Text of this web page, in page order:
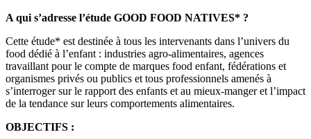
A qui s’adresse l’étude GOOD FOOD NATIVES* ?
Cette étude* est destinée à tous les intervenants dans l’univers du
food dédié à l’enfant : industries agro-alimentaires, agences
travaillant pour le compte de marques food enfant, fédérations et
organismes privés ou publics et tous professionnels amenés à
s’interroger sur le rapport des enfants et au mieux-manger et l’impact
de la tendance sur leurs comportements alimentaires.
OBJECTIFS :